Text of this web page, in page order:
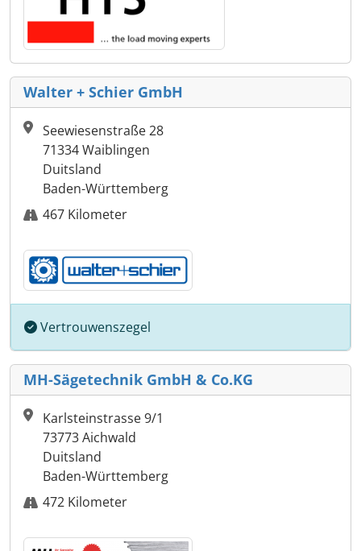
Walter + Schier GmbH
Seewiesenstraße 28
71334 Waiblingen
Duitsland
Baden-Württemberg
467 Kilometer
Vertrouwenszegel
MH-Sägetechnik GmbH & Co.KG
Karlsteinstrasse 9/1
73773 Aichwald
Duitsland
Baden-Württemberg
472 Kilometer